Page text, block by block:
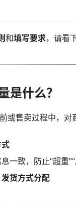
和填写要求，请看
是什么？
或售卖过程中，对
一致，防止“超重
货方式分配